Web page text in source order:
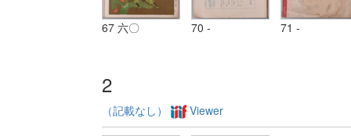
67 六〇 70 - 71 -
2
（記載なし） Viewer